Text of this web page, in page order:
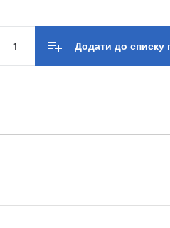
Додати до списку